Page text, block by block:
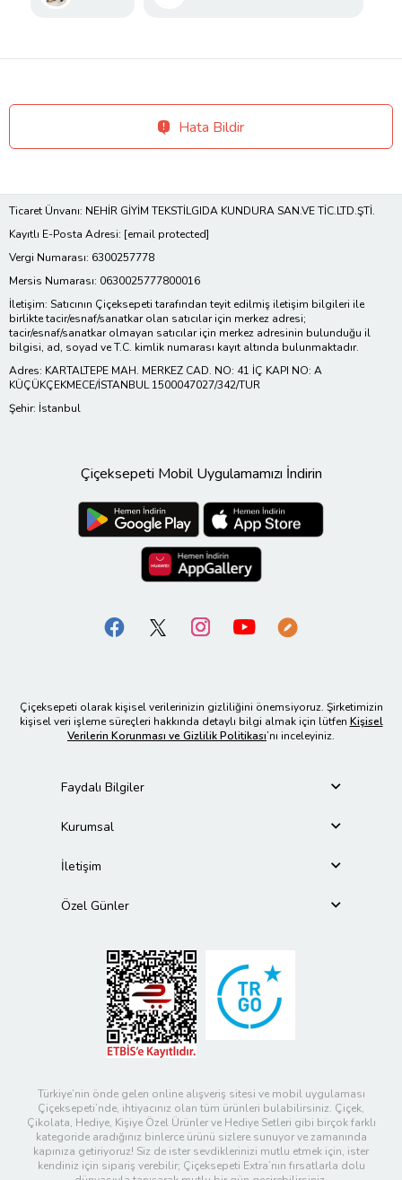
Hata Bildir
Ticaret Ünvanı: NEHİR GİYİM TEKSTİLGIDA KUNDURA SAN.VE TİC.LTD.ŞTİ.
Kayıtlı E-Posta Adresi: [email protected]
Vergi Numarası: 6300257778
Mersis Numarası: 0630025777800016
İletişim: Satıcının Çiçeksepeti tarafından teyit edilmiş iletişim bilgileri ile
birlikte tacir/esnaf/sanatkar olan satıcılar için merkez adresi;
tacir/esnaf/sanatkar olmayan satıcılar için merkez adresinin bulunduğu il
bilgisi, ad, soyad ve T.C. kimlik numarası kayıt altında bulunmaktadır.
Adres: KARTALTEPE MAH. MERKEZ CAD. NO: 41 İÇ KAPI NO: A
KÜÇÜKÇEKMECE/İSTANBUL 1500047027/342/TUR
Şehir: İstanbul
Çiçeksepeti Mobil Uygulamamızı İndirin
Çiçeksepeti olarak kişisel verilerinizin gizliliğini önemsiyoruz. Şirketimizin
kişisel veri işleme süreçleri hakkında detaylı bilgi almak için lütfen Kişisel
Verilerin Korunması ve Gizlilik Politikası’nı inceleyiniz.
Faydalı Bilgiler
Kurumsal
İletişim
Özel Günler
Türkiye’nin önde gelen online alışveriş sitesi ve mobil uygulaması
Çiçeksepeti’nde, ihtiyacınız olan tüm ürünleri bulabilirsiniz. Çiçek,
Çikolata, Hediye, Kişiye Özel Ürünler ve Hediye Setleri gibi birçok farklı
kategoride aradığınız binlerce ürünü sizlere sunuyor ve zamanında
kapınıza getiriyoruz! Siz de ister sevdiklerinizi mutlu etmek için, ister
kendiniz için sipariş verebilir; Çiçeksepeti Extra’nın fırsatlarla dolu